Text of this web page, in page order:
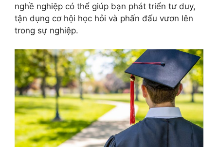
nghề nghiệp có thể giúp bạn phát triển tư duy,
tận dụng cơ hội học hỏi và phấn đấu vươn lên
trong sự nghiệp.